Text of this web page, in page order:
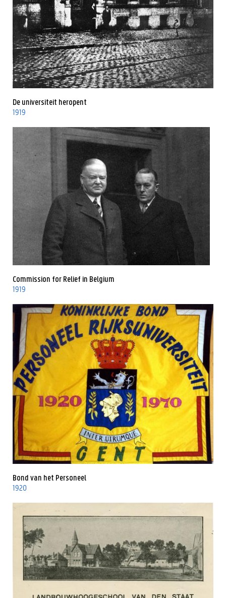
De universiteit heropent
1919
Commission for Relief in Belgium
1919
Bond van het Personeel
1920